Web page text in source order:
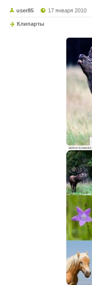
user85 17 января 2010
Клипарты